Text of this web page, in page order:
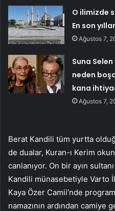
O ilimizde
En son
Ağustos 7,
Suna
neden
kana
Ağustos 7,
Berat Kandili tüm yurtta
de dualar, Kuran-ı Kerim
canlanıyor. On bir ayın
Kandili münasebetiyle Varto
Kaya Özer Camii’nde
namazının ardından camiye